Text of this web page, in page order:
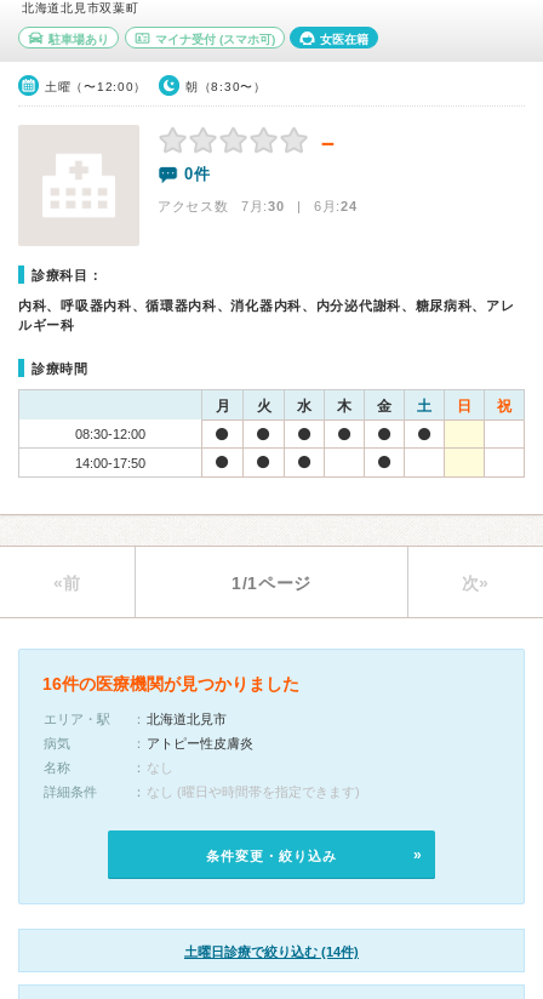
北海道北見市双葉町
駐車場あり マイナ受付(スマホ可) 女医在籍
土曜（〜12:00） 朝（8:30〜）
－
0件
アクセス数 7月:30 | 6月:24
診療科目：
内科、呼吸器内科、循環器内科、消化器内科、内分泌代謝科、糖尿病科、アレ
ルギー科
診療時間
月 火 水 木 金 土 日 祝
08:30-12:00
14:00-17:50
«前 1/1ページ 次»
16件の医療機関が見つかりました
エリア・駅
北海道北見市
病気
アトピー性皮膚炎
名称
なし
詳細条件
なし (曜日や時間帯を指定できます)
条件変更・絞り込み
土曜日診療で絞り込む (14件)